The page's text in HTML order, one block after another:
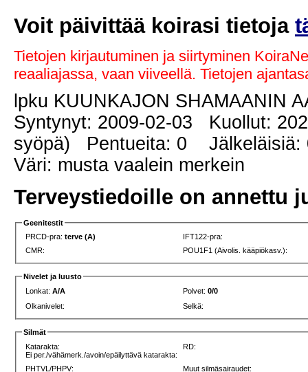
Voit päivittää koirasi tietoja
Tietojen kirjautuminen ja siirtyminen
reaaliajassa, vaan viiveellä. Tietojen
lpku KUUNKAJON SHAMAANIN
Syntynyt: 2009-02-03 Kuollut:
syöpä) Pentueita: 0 Jälkeläisiä:
Väri: musta vaalein merkein
Terveystiedoille on annettu
Geenitestit
PRCD-pra:terve (A)
IFT122-pra:
CMR:
POU1F1 (Aivolis. kääpiökasv.):
Nivelet ja luusto
Lonkat:A/A Polvet:0/0
Olkanivelet:
Selkä:
Silmät
Katarakta:
Ei per./vähämerk./avoin/epäilyttävä katarakta:
RD:
PHTVL/PHPV: Muut silmäsairaudet: